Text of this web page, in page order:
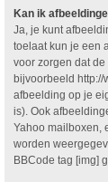
Kan ik
Ja, je kunt
toelaat kun je een
voor zorgen dat
bijvoorbeeld http://
afbeelding op je
is). Ook
Yahoo mailboxen,
worden
BBCode tag [img]